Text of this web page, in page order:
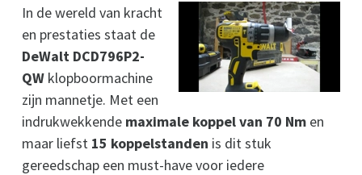
In de wereld van kracht
en prestaties staat de
DeWalt DCD796P2-
QW klopboormachine
zijn mannetje. Met een
indrukwekkende maximale koppel van 70 Nm en
maar liefst 15 koppelstanden is dit stuk
gereedschap een must-have voor iedere